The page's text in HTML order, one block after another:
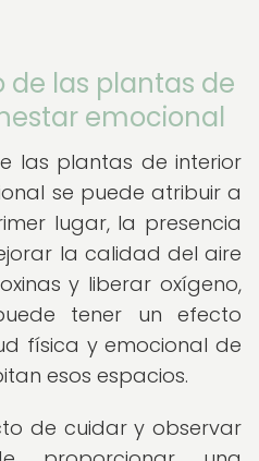
de las plantas de
emocional
las plantas de interior
se puede atribuir a
lugar, la presencia
la calidad del aire
y liberar oxígeno,
tener un efecto
física y emocional de
esos espacios.
de cuidar y observar